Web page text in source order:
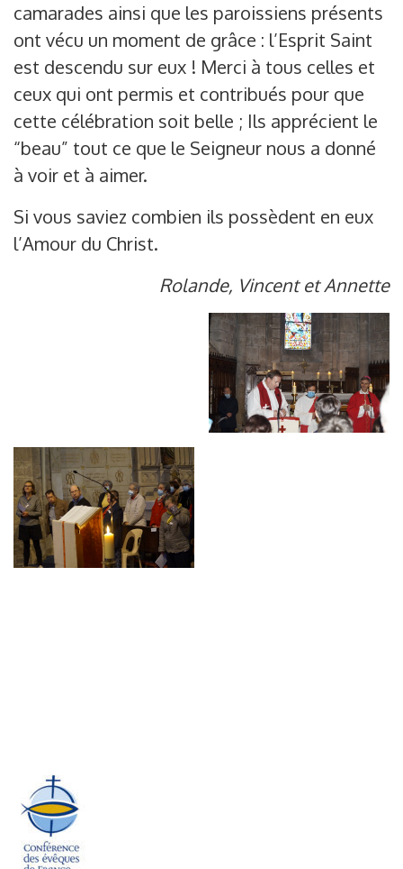
camarades ainsi que les paroissiens présents
ont vécu un moment de grâce : l’Esprit Saint
est descendu sur eux ! Merci à tous celles et
ceux qui ont permis et contribués pour que
cette célébration soit belle ; Ils apprécient le
“beau” tout ce que le Seigneur nous a donné
à voir et à aimer.
Si vous saviez combien ils possèdent en eux
l’Amour du Christ.
Rolande, Vincent et Annette